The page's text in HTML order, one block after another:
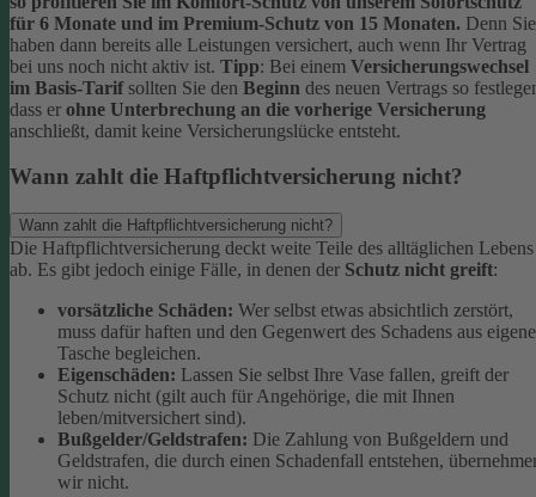
für 6 Monate und im Premium-Schutz von 15 Monaten. Denn Sie
haben dann bereits alle Leistungen versichert, auch wenn Ihr Vertrag
bei uns noch nicht aktiv ist. Tipp: Bei einem Versicherungswechsel
im Basis-Tarifsollten Sie den Beginn des neuen Vertrags so
dass er ohne Unterbrechung an die vorherige Versicherung
anschließt, damit keine Versicherungslücke entsteht.
Wann zahlt die Haftpflichtversicherung nicht?
Wann zahlt die Haftpflichtversicherung nicht?
Die Haftpflichtversicherung deckt weite Teile des alltäglichen Lebens
ab. Es gibt jedoch einige Fälle, in denen der Schutz nicht greift:
vorsätzliche Schäden: Wer selbst etwas absichtlich zerstört,
muss dafür haften und den Gegenwert des Schadens aus
Tasche begleichen.
Eigenschäden: Lassen Sie selbst Ihre Vase fallen, greift der
Schutz nicht (gilt auch für Angehörige, die mit Ihnen
leben/mitversichert sind).
Bußgelder/Geldstrafen: Die Zahlung von Bußgeldern und
Geldstrafen, die durch einen Schadenfall entstehen,
wir nicht.